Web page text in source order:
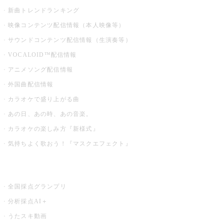
新曲トレンドランキング
映像コンテンツ配信情報（本人映像等）
サウンドコンテンツ配信情報（生演奏等）
VOCALOID™配信情報
アニメソング配信情報
外国曲配信情報
カラオケで盛り上がる曲
あの日、あの時、あの音楽。
カラオケの楽しみ方『新様式』
気持ちよく歌おう！『マスクエフェクト』
全国採点グランプリ
分析採点AI＋
うたスキ動画